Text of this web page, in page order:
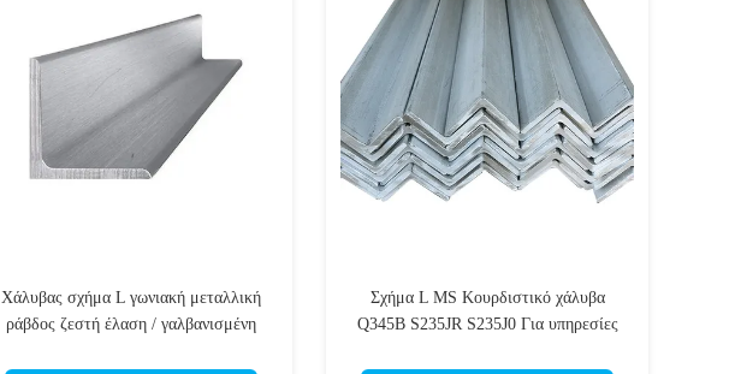
Χάλυβας σχήμα L γωνιακή μεταλλική
ράβδος ζεστή έλαση / γαλβανισμένη
Σχήμα L MS Κουρδιστικό χάλυβα
Q345B S235JR S235J0 Για υπηρεσίες